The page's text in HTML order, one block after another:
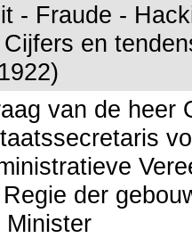
- Fraude -
en
van de heer
der
Minister